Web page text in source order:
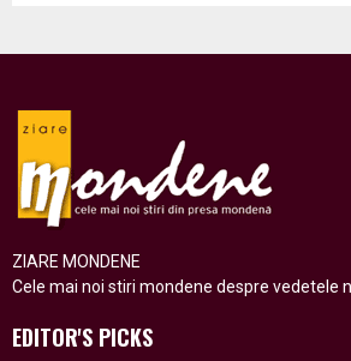
ZIARE MONDENE
Cele mai noi stiri mondene despre vedetele
EDITOR'S PICKS